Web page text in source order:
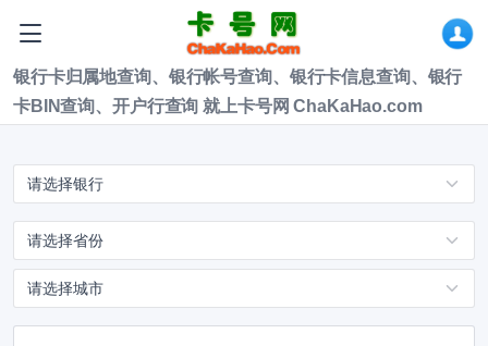
银行卡归属地查询、银行帐号查询、银行卡信息查询、银行
卡BIN查询、开户行查询 就上卡号网 ChaKaHao.com